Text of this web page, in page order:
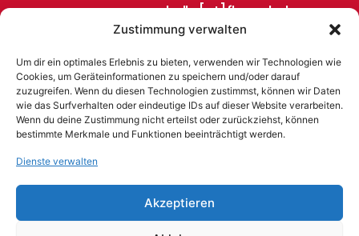
Zustimmung verwalten
Um dir ein optimales Erlebnis zu bieten, verwenden wir Technologien wie
Cookies, um Geräteinformationen zu speichern und/oder darauf
zuzugreifen. Wenn du diesen Technologien zustimmst, können wir Daten
wie das Surfverhalten oder eindeutige IDs auf dieser Website verarbeiten.
Wenn du deine Zustimmung nicht erteilst oder zurückziehst, können
bestimmte Merkmale und Funktionen beeinträchtigt werden.
Dienste verwalten
Akzeptieren
hello[at]flugschule-
pinzgau.at
© 2024 Flugschule Pinzgau, Austria